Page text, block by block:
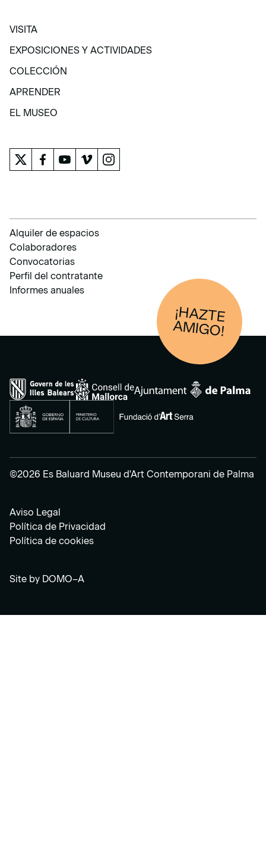
VISITA
VISITA
EXPOSICIONES Y ACTIVIDADES
EXPOSICIONES Y ACTIVIDADES
COLECCIÓN
COLECCIÓN
APRENDER
APRENDER
EL MUSEO
Alquiler de espacios
Colaboradores
Convocatorias
Perfil del contratante
Informes anuales
¡HAZTE
AM
IGO!
©2026 Es Baluard Museu d'Art Contemporani de Palma
Aviso Legal
Política de Privacidad
Política de cookies
Site by DOMO–A